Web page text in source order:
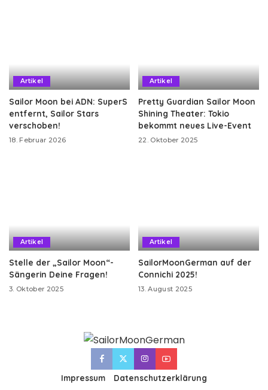
Artikel
Sailor Moon bei ADN: SuperS
entfernt, Sailor Stars
verschoben!
18. Februar 2026
Artikel
Pretty Guardian Sailor Moon
Shining Theater: Tokio
bekommt neues Live-Event
22. Oktober 2025
Artikel
Stelle der „Sailor Moon“-
Sängerin Deine Fragen!
3. Oktober 2025
Artikel
SailorMoonGerman auf der
Connichi 2025!
13. August 2025
Impressum Datenschutzerklärung